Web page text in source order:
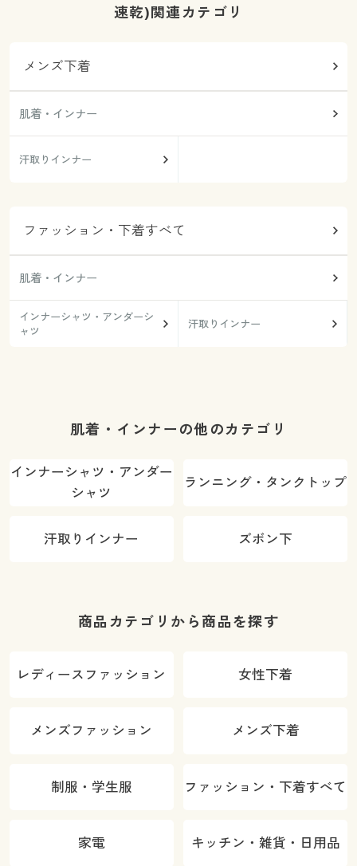
速乾)関連カテゴリ
メンズ下着
肌着・インナー
汗取りインナー
ファッション・下着すべて
肌着・インナー
インナーシャツ・アンダーシ
ャツ
汗取りインナー
肌着・インナーの他のカテゴリ
インナーシャツ・アンダー
シャツ
ランニング・タンクトップ
汗取りインナー ズボン下
商品カテゴリから商品を探す
レディースファッション 女性下着
メンズファッション メンズ下着
制服・学生服 ファッション・下着すべて
家電 キッチン・雑貨・日用品